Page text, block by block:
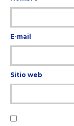
E-mail
Sitio web